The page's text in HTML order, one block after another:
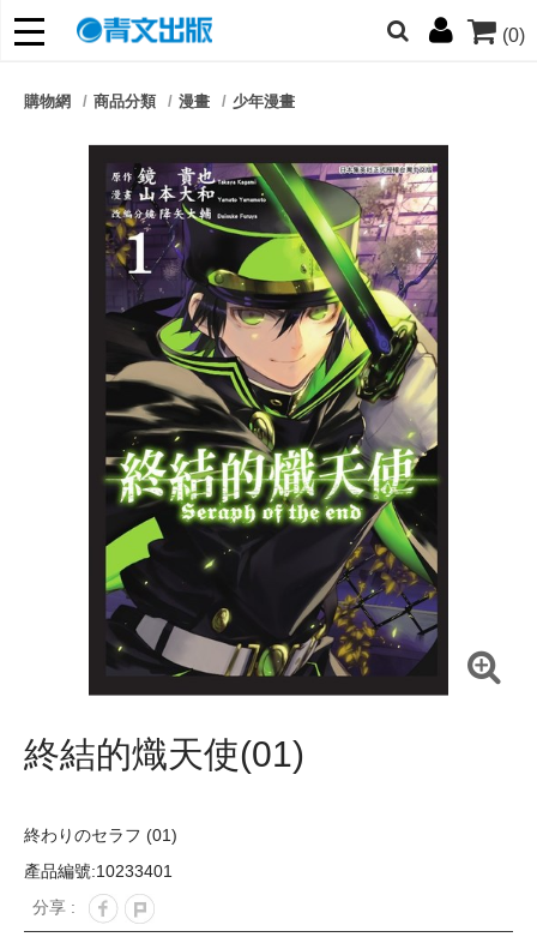
(0)
朋友們，提高警覺！
購物網 商品分類 漫畫 少年漫畫
終結的熾天使(01)
終わりのセラフ (01)
產品編號:10233401
分享 :